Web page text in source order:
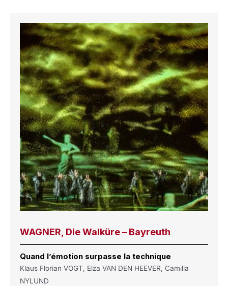
WAGNER, Die Walküre – Bayreuth
Quand l’émotion surpasse la technique
Klaus Florian VOGT, Elza VAN DEN HEEVER, Camilla
NYLUND